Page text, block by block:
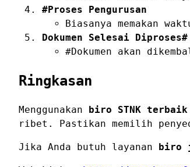
#Proses Pengurusan
Biasanya memakan
Dokumen Selesai Diproses#
#Dokumen akan
Ringkasan
Menggunakan biro STNK
ribet. Pastikan memilih
Jika Anda butuh layanan biro